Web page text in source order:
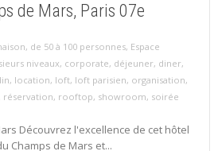
de Mars, Paris 07e
, de 50 à 100 personnes, Espace
niveaux, corporate, déjeuner, diner,
, location, loft, loft parisien, organisation,
réservation, rooftop, showroom, soirée
Découvrez l'excellence de cet hôtel
Champs de Mars et...